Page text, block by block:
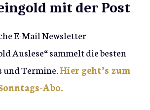
mit der Post
E-Mail Newsletter
Auslese“ sammelt die besten
Termine.Hier geht’s zum
Abo.